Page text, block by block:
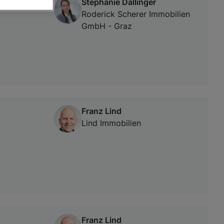
Roderick Scherer Immobilien
GmbH - Graz
Franz Lind
Lind Immobilien
Franz Lind
oder Zugriff